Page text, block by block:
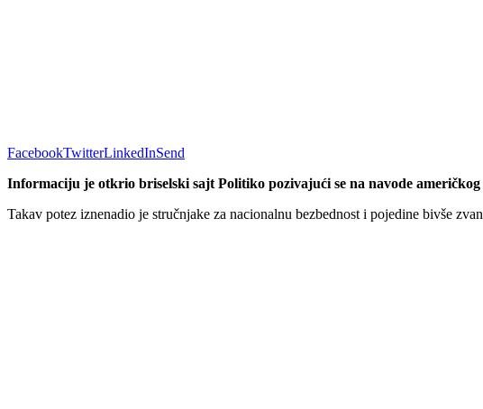
FacebookTwitterLinkedInSend
Informaciju je otkrio briselski sajt Politiko pozivajući se na navode američkog
Takav potez iznenadio je stručnjake za nacionalnu bezbednost i pojedine bivše